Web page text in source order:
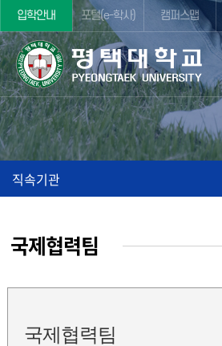
입학안내 포털(e-학사) 캠퍼스맵
직속기관
국제협력팀
국제협력팀